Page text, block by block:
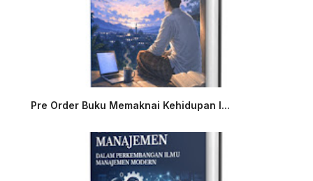
Pre Order Buku Memaknai Kehidupan l...